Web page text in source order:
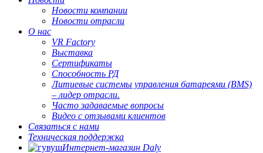
Новости компании
Новости отрасли
О нас
VR Factory
Выставка
Сертификаты
Способность РД
Литиевые системы управления батареями (BMS)
– лидер отрасли.
Часто задаваемые вопросы
Видео с отзывами клиентов
Связаться с нами
Техническая поддержка
Интернет-магазин Daly